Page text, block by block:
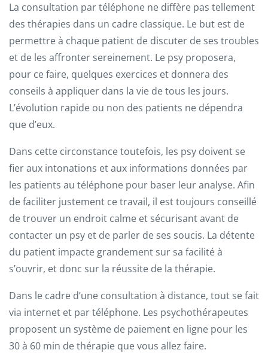
La consultation par téléphone ne diffère pas tellement
des thérapies dans un cadre classique. Le but est de
permettre à chaque patient de discuter de ses troubles
et de les affronter sereinement. Le psy proposera,
pour ce faire, quelques exercices et donnera des
conseils à appliquer dans la vie de tous les jours.
L’évolution rapide ou non des patients ne dépendra
que d’eux.
Dans cette circonstance toutefois, les psy doivent se
fier aux intonations et aux informations données par
les patients au téléphone pour baser leur analyse. Afin
de faciliter justement ce travail, il est toujours conseillé
de trouver un endroit calme et sécurisant avant de
contacter un psy et de parler de ses soucis. La détente
du patient impacte grandement sur sa facilité à
s’ouvrir, et donc sur la réussite de la thérapie.
Dans le cadre d’une consultation à distance, tout se fait
via internet et par téléphone. Les psychothérapeutes
proposent un système de paiement en ligne pour les
30 à 60 min de thérapie que vous allez faire.